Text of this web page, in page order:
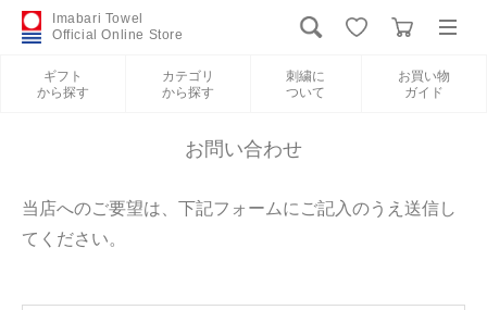
Imabari Towel
Official Online Store
ギフト
から探す
カテゴリ
から探す
刺繍に
ついて
お買い物
ガイド
新規会員登録
カテゴリから探す
お問い合わせ
当店へのご要望は、下記フォームにご記入のうえ送信し
てください。